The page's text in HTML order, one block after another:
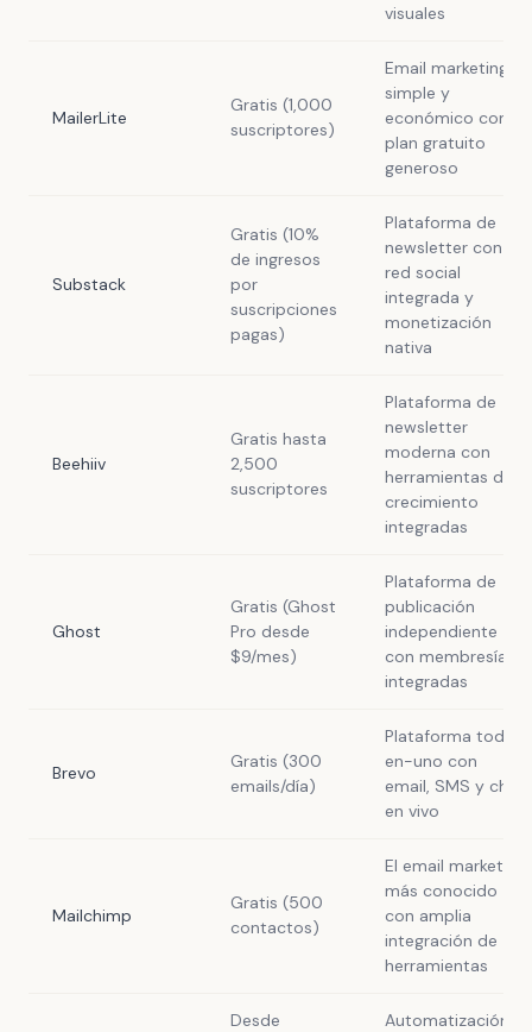
visuales
MailerLite
Gratis (1,000
suscriptores)
Email marketing
simple y
económico con
plan gratuito
generoso
Substack
Gratis (10%
de ingresos
por
suscripciones
pagas)
Plataforma de
newsletter con
red social
integrada y
monetización
nativa
Beehiiv
Gratis hasta
2,500
suscriptores
Plataforma de
newsletter
moderna con
herramientas de
crecimiento
integradas
Ghost
Gratis (Ghost
Pro desde
$9/mes)
Plataforma de
publicación
independiente
con membresías
integradas
Brevo
Gratis (300
emails/día)
Plataforma todo-
en-uno con
email, SMS y chat
en vivo
Mailchimp
Gratis (500
contactos)
El email marketing
más conocido
con amplia
integración de
herramientas
Desde
Automatización